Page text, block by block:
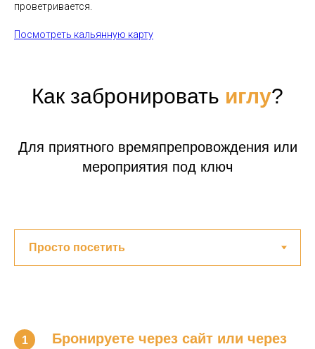
проветривается.
Посмотреть кальянную карту
Как забронировать иглу?
Для приятного времяпрепровождения или
мероприятия под ключ
Бронируете через сайт или через